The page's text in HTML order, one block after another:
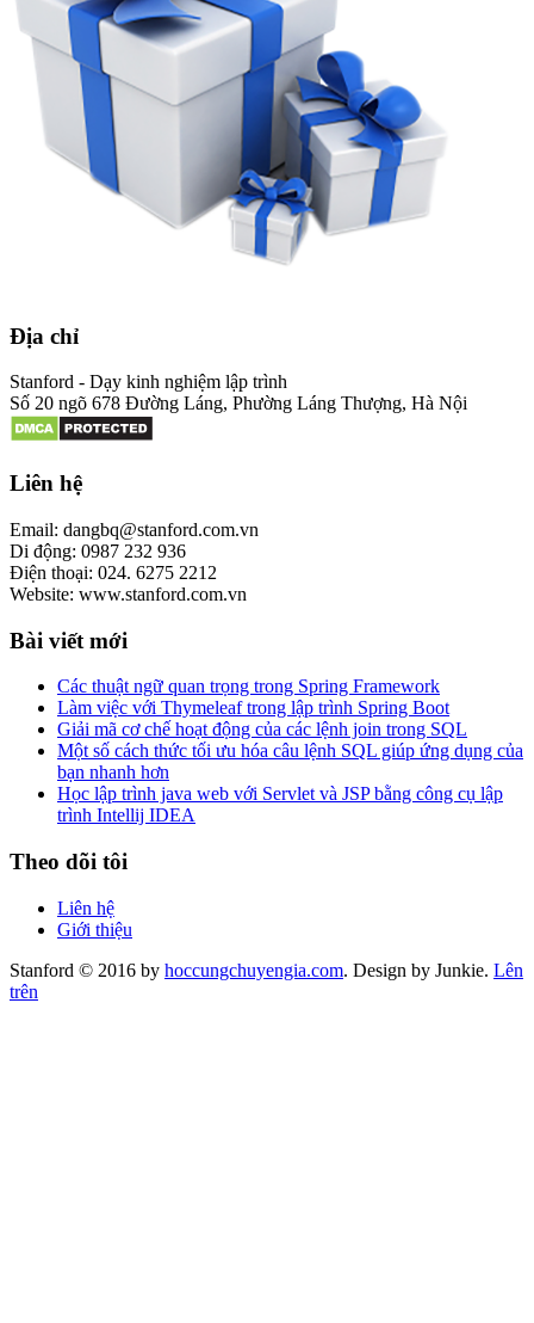
Địa chỉ
Stanford - Dạy kinh nghiệm lập trình
Số 20 ngõ 678 Đường Láng, Phường Láng Thượng, Hà Nội
Liên hệ
Email: dangbq@stanford.com.vn
Di động: 0987 232 936
Điện thoại: 024. 6275 2212
Website: www.stanford.com.vn
Bài viết mới
Các thuật ngữ quan trọng trong Spring Framework
Làm việc với Thymeleaf trong lập trình Spring Boot
Giải mã cơ chế hoạt động của các lệnh join trong SQL
Một số cách thức tối ưu hóa câu lệnh SQL giúp ứng dụng của
bạn nhanh hơn
Học lập trình java web với Servlet và JSP bằng công cụ lập
trình Intellij IDEA
Theo dõi tôi
Liên hệ
Giới thiệu
Stanford © 2016 by hoccungchuyengia.com. Design by Junkie. Lên
trên